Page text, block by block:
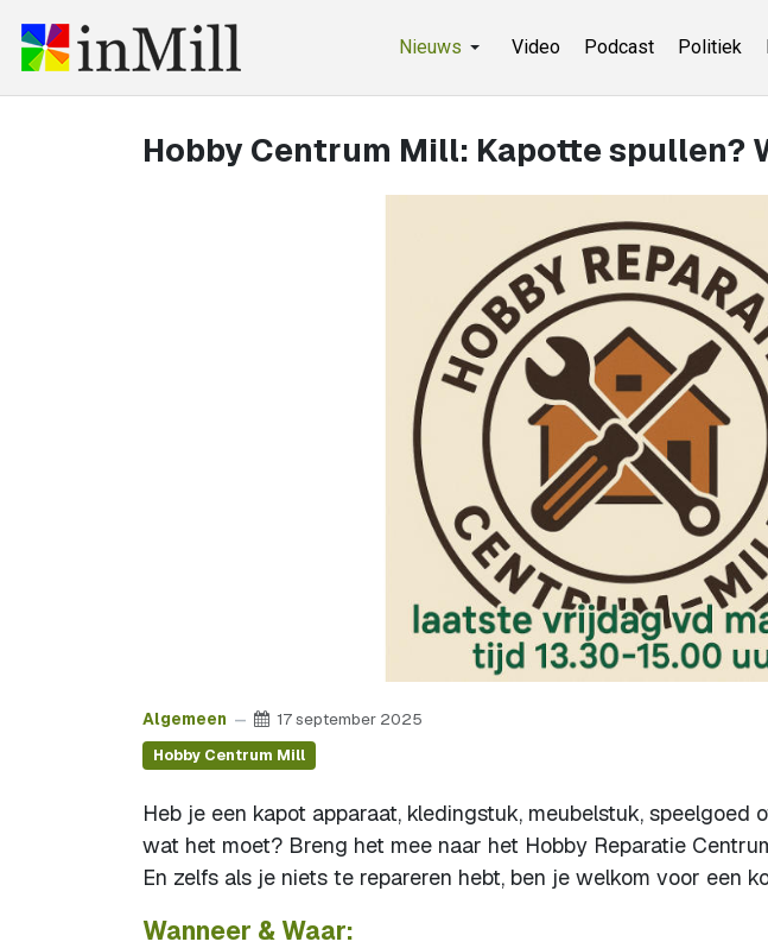
Nieuws Video Podcast Politiek
Hobby Centrum Mill: Kapotte spullen?
Algemeen 17 september 2025
Hobby Centrum Mill
Heb je een kapot apparaat, kledingstuk, meubelstuk,
wat het moet? Breng het mee naar het Hobby Reparatie
En zelfs als je niets te repareren hebt, ben je welkom voor een
Wanneer & Waar: